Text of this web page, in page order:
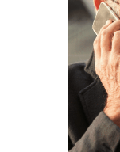
e
visione dell'